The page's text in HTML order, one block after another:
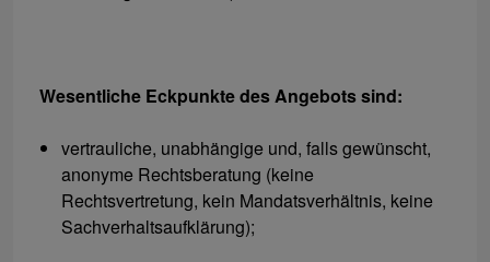
Wesentliche Eckpunkte des Angebots sind:
vertrauliche, unabhängige und, falls gewünscht,
anonyme Rechtsberatung (keine
Rechtsvertretung, kein Mandatsverhältnis, keine
Sachverhaltsaufklärung);